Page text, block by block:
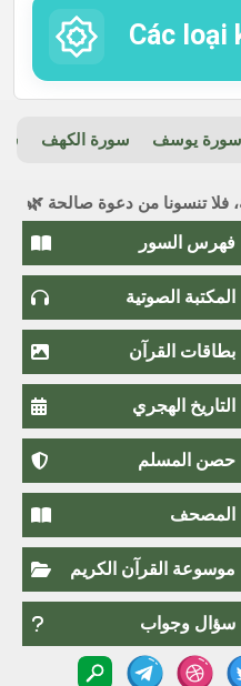
Các loại
سورة يوسف سورة الكهف
فلا تنسونا من دعوة صالحة 🌿
فهرس السور
المكتبة الصوتية
بطاقات القرآن
التاريخ الهجري
حصن المسلم
المصحف
موسوعة القرآن الكريم
سؤال وجواب